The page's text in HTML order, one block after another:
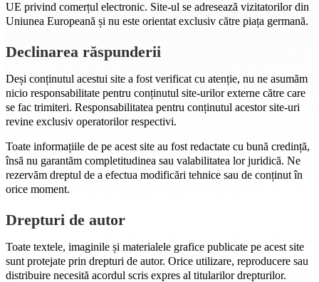
UE privind comerțul electronic. Site-ul se adresează vizitatorilor din
Uniunea Europeană și nu este orientat exclusiv către piața germană.
Declinarea răspunderii
Deși conținutul acestui site a fost verificat cu atenție, nu ne asumăm
nicio responsabilitate pentru conținutul site-urilor externe către care
se fac trimiteri. Responsabilitatea pentru conținutul acestor site-uri
revine exclusiv operatorilor respectivi.
Toate informațiile de pe acest site au fost redactate cu bună credință,
însă nu garantăm completitudinea sau valabilitatea lor juridică. Ne
rezervăm dreptul de a efectua modificări tehnice sau de conținut în
orice moment.
Drepturi de autor
Toate textele, imaginile și materialele grafice publicate pe acest site
sunt protejate prin drepturi de autor. Orice utilizare, reproducere sau
distribuire necesită acordul scris expres al titularilor drepturilor.